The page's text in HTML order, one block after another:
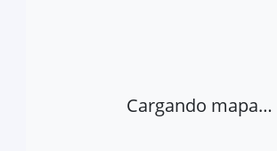
Cargando mapa…